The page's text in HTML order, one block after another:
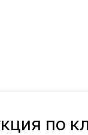
по